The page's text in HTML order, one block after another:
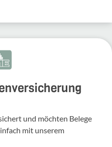
und möchten Belege
mit unserem